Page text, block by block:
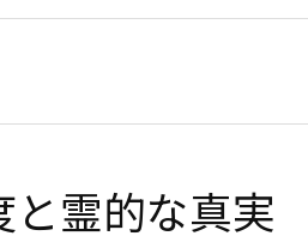
と霊的な真実